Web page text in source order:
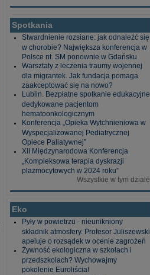
Spotkania
Stwardnienie rozsiane: jak odnaleźć się
w chorobie? Największa konferencja w
Polsce nt. SM ponownie w Gdańsku
Warsztaty z leczenia traumy wojennej
dla migrantek. Jak fundacja pomaga
zaakceptować się na nowo?
Lublin. Bezpłatne spotkanie edukacyjne
dedykowane pacjentom
hematoonkologicznym
Konferencja „Opieka Wytchnieniowa w
Wyspecjalizowanej Pediatrycznej
Opiece Paliatywnej”
XII Międzynarodowa Konferencja
„Kompleksowa terapia dyskrazji
plazmocytowych w 2024 roku”
Wszystkie w tym dziale
Eko
Pyły w powietrzu - nieunikniony
składnik atmosfery. Profesor Juliszewski
apeluje o rozsądek w ocenie zagrożeń
Żywność ekologiczna w szkołach i
przedszkolach? Wychowajmy
pokolenie Euroliścia!